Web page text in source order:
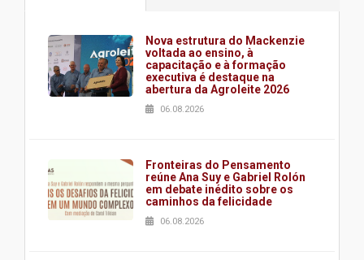
Nova estrutura do Mackenzie
voltada ao ensino, à
capacitação e à formação
executiva é destaque na
abertura da Agroleite 2026
06.08.2026
Fronteiras do Pensamento
reúne Ana Suy e Gabriel Rolón
em debate inédito sobre os
caminhos da felicidade
06.08.2026